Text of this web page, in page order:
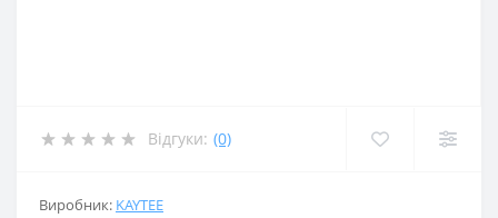
Відгуки: (0)
Виробник: KAYTEE